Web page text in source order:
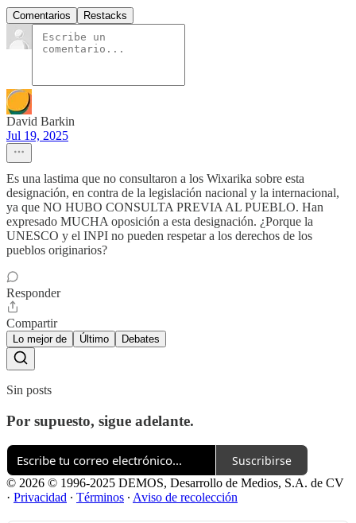
Comentarios Restacks
David Barkin
Jul 19, 2025
Es una lastima que no consultaron a los Wixarika sobre esta
designación, en contra de la legislación nacional y la internacional,
ya que NO HUBO CONSULTA PREVIA AL PUEBLO. Han
expresado MUCHA oposición a esta designación. ¿Porque la
UNESCO y el INPI no pueden respetar a los derechos de los
pueblos originarios?
Responder
Compartir
Lo mejor de Último Debates
Sin posts
Por supuesto, sigue adelante.
Suscribirse
© 2026 © 1996-2025 DEMOS, Desarrollo de Medios, S.A. de CV
· Privacidad ∙ Términos ∙ Aviso de recolección